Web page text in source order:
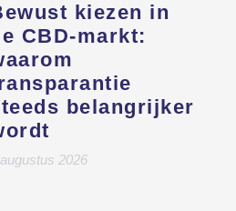
kiezen in
CBD-markt:
belangrijker
2026